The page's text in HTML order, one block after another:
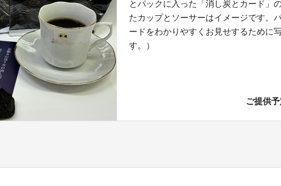
とパックに入った「消し炭とカード」
たカップとソーサーはイメージです。
ードをわかりやすくお見せするために
す。）
ご提供